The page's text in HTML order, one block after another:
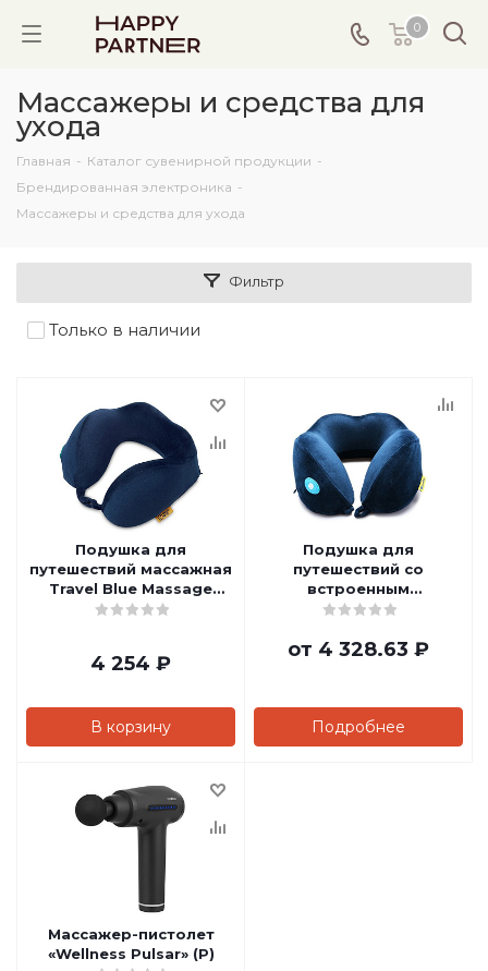
0
Массажеры и средства для
ухода
Главная - Каталог сувенирной продукции -
Брендированная электроника -
Массажеры и средства для ухода
Фильтр
Только в наличии
Подушка для
путешествий массажная
Travel Blue Massage
Tranquility Pillow (217)
4 254 ₽
В корзину
Подушка для
путешествий со
встроенным
массажером "Massage
от 4 328.63 ₽
Подробнее
Массажер-пистолет
«Wellness Pulsar» (P)